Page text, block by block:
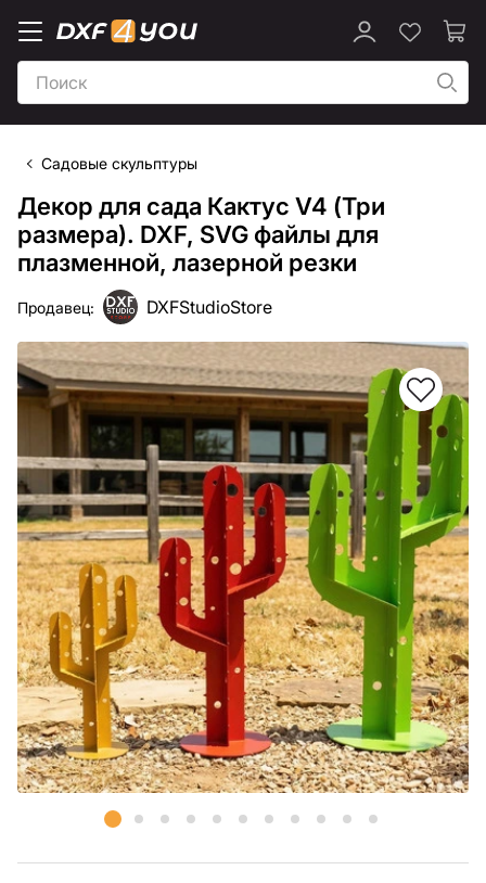
Садовые скульптуры
Декор для сада Кактус V4 (Три
размера). DXF, SVG файлы для
плазменной, лазерной резки
Продавец: DXFStudioStore